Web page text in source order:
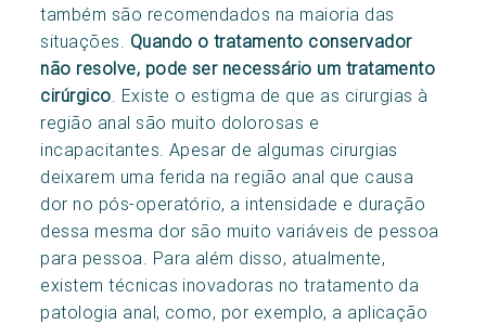
também são recomendados na maioria das
situações. Quando o tratamento conservador
não resolve, pode ser necessário um tratamento
cirúrgico . Existe o estigma de que as cirurgias à
região anal são muito dolorosas e
incapacitantes. Apesar de algumas cirurgias
deixarem uma ferida na região anal que causa
dor no pós-operatório, a intensidade e duração
dessa mesma dor são muito variáveis de pessoa
para pessoa. Para além disso, atualmente,
existem técnicas inovadoras no tratamento da
patologia anal, como, por exemplo, a aplicação